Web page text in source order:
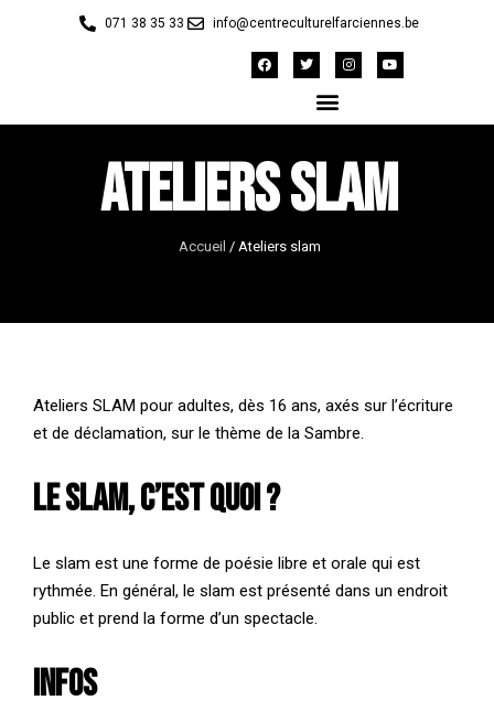
071 38 35 33 info@centreculturelfarciennes.be
Ateliers slam
Accueil / Ateliers slam
Ateliers SLAM pour adultes, dès 16 ans, axés sur l’écriture
et de déclamation, sur le thème de la Sambre.
Le slam, c’est quoi ?
Le slam est une forme de poésie libre et orale qui est
rythmée. En général, le slam est présenté dans un endroit
public et prend la forme d’un spectacle.
Infos